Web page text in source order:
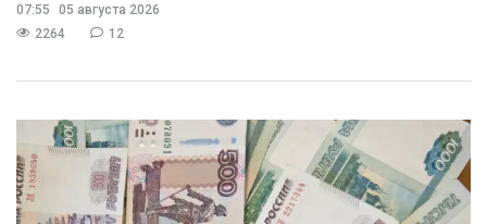
07:55
05 августа 2026
2264
12